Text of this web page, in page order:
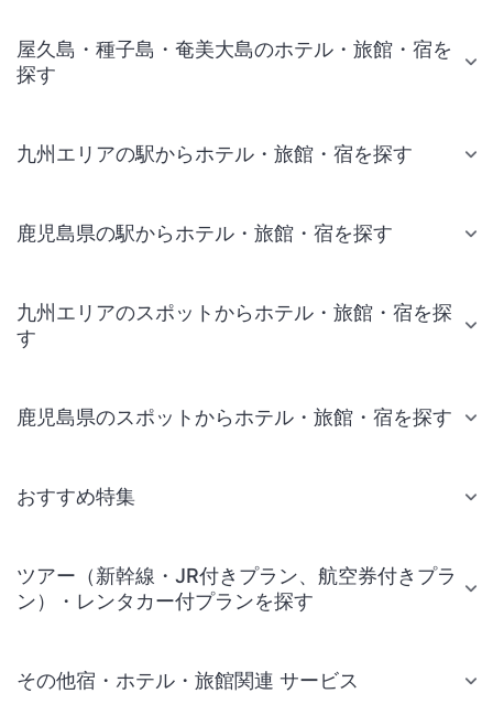
屋久島・種子島・奄美大島のホテル・旅館・宿を
探す
九州エリアの駅からホテル・旅館・宿を探す
鹿児島県の駅からホテル・旅館・宿を探す
九州エリアのスポットからホテル・旅館・宿を探
す
鹿児島県のスポットからホテル・旅館・宿を探す
おすすめ特集
ツアー（新幹線・JR付きプラン、航空券付きプラ
ン）・レンタカー付プランを探す
その他宿・ホテル・旅館関連 サービス